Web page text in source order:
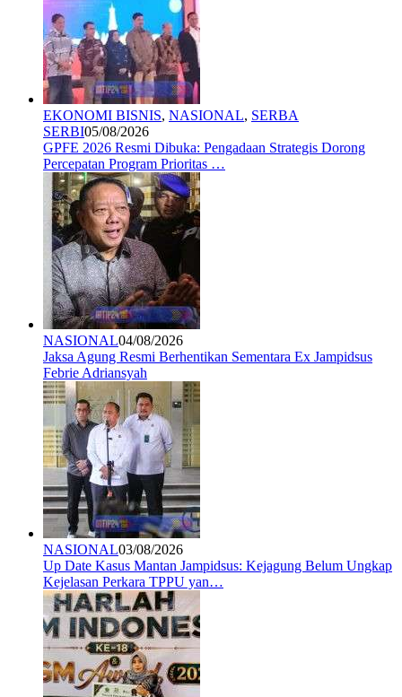
EKONOMI BISNIS, NASIONAL, SERBA
SERBI05/08/2026
GPFE 2026 Resmi Dibuka: Pengadaan Strategis Dorong
Percepatan Program Prioritas …
NASIONAL04/08/2026
Jaksa Agung Resmi Berhentikan Sementara Ex Jampidsus
Febrie Adriansyah
NASIONAL03/08/2026
Up Date Kasus Mantan Jampidsus: Kejagung Belum Ungkap
Kejelasan Perkara TPPU yan…